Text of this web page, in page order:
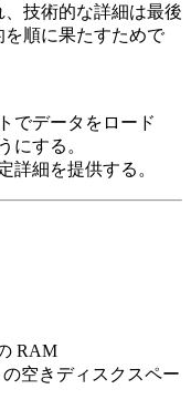
技術的な詳細は最後
順に果たすためで
でデータをロード
にする。
詳細を提供する。
RAM
空きディスクスペー